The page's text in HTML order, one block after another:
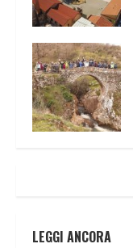
LEGGI ANCORA